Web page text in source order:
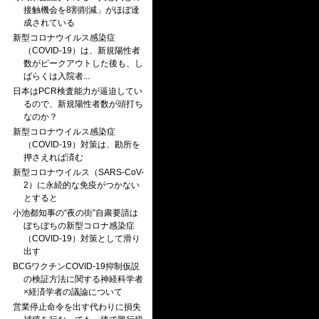
接触機会を8割削減」がほぼ達
成されている
新型コロナウイルス感染症
（COVID-19）は、新規陽性者
数がピークアウトした後も、し
ばらくは入院者...
日本はPCR検査能力が逼迫してい
るので、新規陽性者数が頭打ち
なのか？
新型コロナウイルス感染症
（COVID-19）対策は、勘所を
押さえれば済む
新型コロナウイルス（SARS-CoV-
2）に永続的な免疫がつかない
とすると
小池都知事の“夜の街”自粛要請は
ぼちぼちの新型コロナ感染症
（COVID-19）対策として滑り
出す
BCGワクチンCOVID-19抑制仮説
の検証方法に関する神経科学者
×経済学者の議論について
営業停止命令を出す代わりに損失